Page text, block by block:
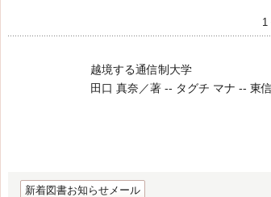
1
越境する通信制大学
田口 真奈／著 -- タグチ マナ -- 東
新着図書お知らせメール